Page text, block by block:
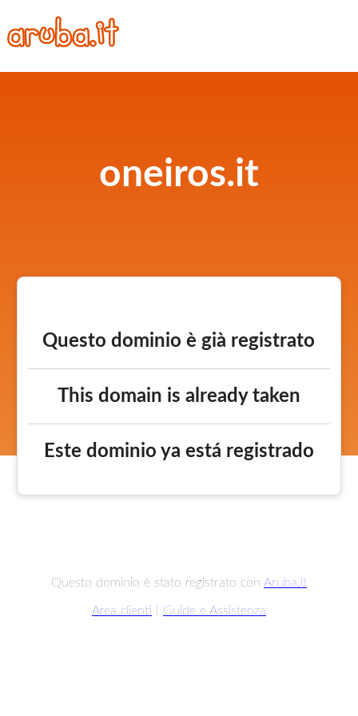
oneiros.it
Questo dominio è già registrato
This domain is already taken
Este dominio ya está registrado
Questo dominio è stato registrato con Aruba.it
Area clienti Guide e Assistenza